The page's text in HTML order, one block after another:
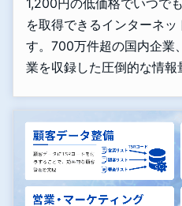
1,200円の低価格でいつで
を取得できるインターネ
す。700万件超の国内企業
業を収録した圧倒的な情報